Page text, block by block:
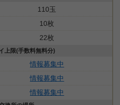
110玉
10枚
22枚
上限(手数料無料分)
情報募集中
情報募集中
情報募集中